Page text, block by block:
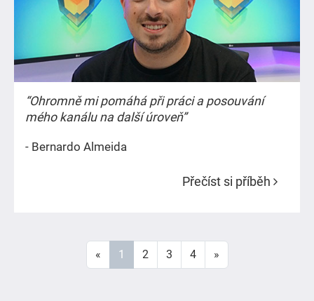
“Ohromně mi pomáhá při práci a posouvání
mého kanálu na další úroveň”
- Bernardo Almeida
Přečíst si příběh
« 1 2 3 4 »